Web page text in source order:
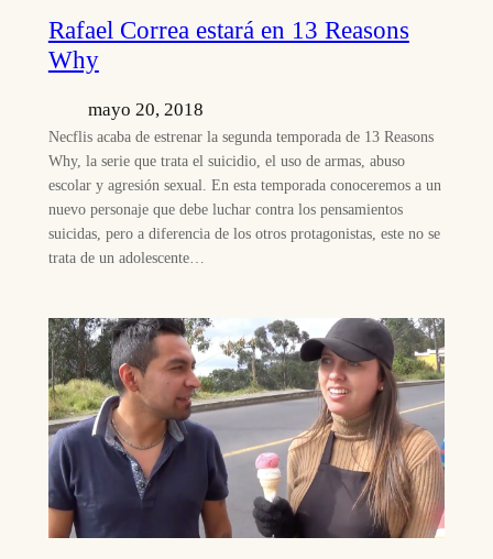
Rafael Correa estará en 13 Reasons
Why
mayo 20, 2018
Necflis acaba de estrenar la segunda temporada de 13 Reasons
Why, la serie que trata el suicidio, el uso de armas, abuso
escolar y agresión sexual. En esta temporada conoceremos a un
nuevo personaje que debe luchar contra los pensamientos
suicidas, pero a diferencia de los otros protagonistas, este no se
trata de un adolescente…